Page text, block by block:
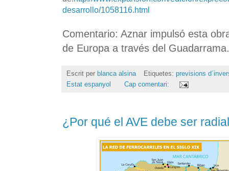
desarrollo/1058116.html
Comentario: Aznar impulsó esta
de Europa a través del
Escrit per blanca alsina Etiquetes: previsions
Estat espanyol
Cap comentari:
¿Por qué el AVE debe ser